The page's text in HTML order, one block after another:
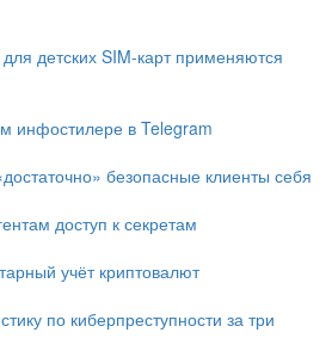
детских SIM-карт применяются
инфостилере в Telegram
безопасные клиенты себя
доступ к секретам
учёт криптовалют
по киберпреступности за три